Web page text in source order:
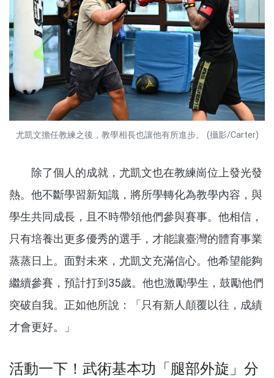
尤凱文擔任教練之後，教學相長也讓他有所進步。 (攝影/Carter)
除了個人的成就，尤凱文也在教練崗位上發光發
熱。他不斷學習新知識，將所學轉化為教學內容，與
學生共同成長，且不時帶領他們參與賽事。他相信，
只有培養出更多優秀的選手，才能讓臺灣的體育事業
蒸蒸日上。面對未來，尤凱文充滿信心。他希望能夠
繼續參賽，預計打到35歲。他也激勵學生，鼓勵他們
突破自我。正如他所說：「只有新人顛覆以往，成績
才會更好。」
活動一下！武術基本功「腿部外旋」分